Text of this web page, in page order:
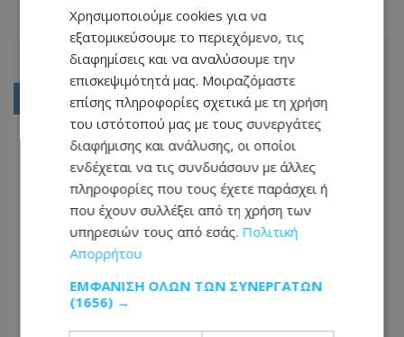
ΔΙΑΒΆΣΤΕ ΠΕΡΙΣΣΌΤΕΡΑ
01
02
03
04
05
6513
Χρησιμοποιούμε cookies για να
εξατομικεύσουμε το περιεχόμενο, τις
διαφημίσεις και να αναλύσουμε την
επισκεψιμότητά μας. Μοιραζόμαστε
επίσης πληροφορίες σχετικά με τη χρήση
του ιστότοπού μας με τους συνεργάτες
διαφήμισης και ανάλυσης, οι οποίοι
ενδέχεται να τις συνδυάσουν με άλλες
πληροφορίες που τους έχετε παράσχει ή
που έχουν συλλέξει από τη χρήση των
υπηρεσιών τους από εσάς. Πολιτική
Απορρήτου
ΕΜΦΆΝΙΣΗ ΌΛΩΝ ΤΩΝ ΣΥΝΕΡΓΑΤΏΝ
(1656) →